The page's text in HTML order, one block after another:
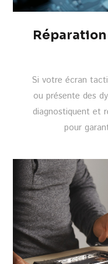
Si votre écran
ou présente des
diagnostiquent et
pour